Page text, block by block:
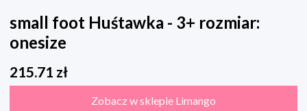
small foot Huśtawka - 3+ rozmiar:
onesize
215.71 zł
Zobacz w sklepie Limango